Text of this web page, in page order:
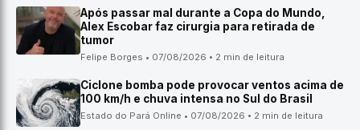
Após passar mal durante a Copa do Mundo,
Alex Escobar faz cirurgia para retirada de
tumor
Felipe Borges • 07/08/2026 • 2 min de leitura
Ciclone bomba pode provocar ventos acima de
100 km/h e chuva intensa no Sul do Brasil
Estado do Pará Online • 07/08/2026 • 2 min de leitura